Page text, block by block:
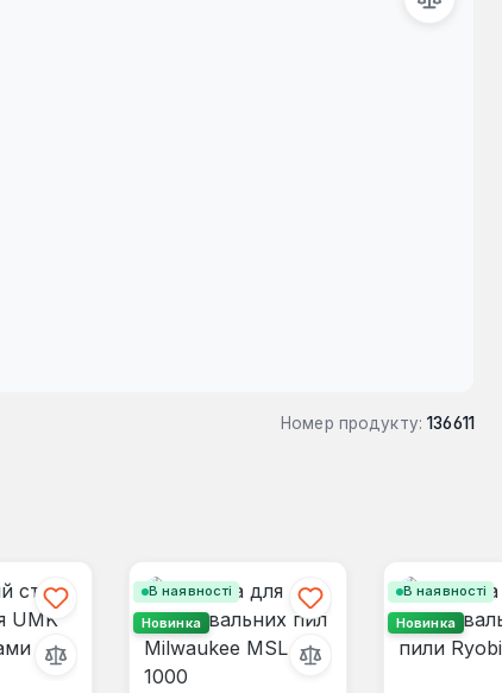
Номер продукту: 136611
В наявності
Новинка
В наявності
Новинка